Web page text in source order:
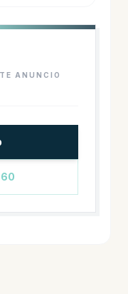
ANUNCIO